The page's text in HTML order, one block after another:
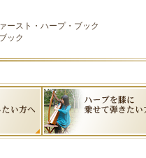
ースト・ハープ・ブック
ック